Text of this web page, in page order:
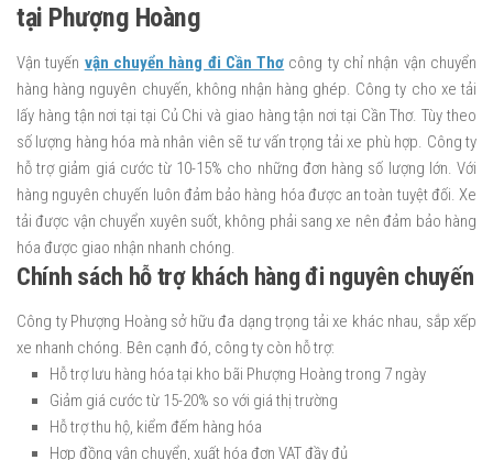
tại Phượng Hoàng
Vận tuyến vận chuyển hàng đi Cần Thơ công ty chỉ nhận vận chuyển
hàng hàng nguyên chuyến, không nhận hàng ghép. Công ty cho xe tải
lấy hàng tận nơi tại tại Củ Chi và giao hàng tận nơi tại Cần Thơ. Tùy theo
số lượng hàng hóa mà nhân viên sẽ tư vấn trọng tải xe phù hợp. Công ty
hỗ trợ giảm giá cước từ 10-15% cho những đơn hàng số lượng lớn. Với
hàng nguyên chuyến luôn đảm bảo hàng hóa được an toàn tuyệt đối. Xe
tải được vận chuyển xuyên suốt, không phải sang xe nên đảm bảo hàng
hóa được giao nhận nhanh chóng.
Chính sách hỗ trợ khách hàng đi nguyên chuyến
Công ty Phượng Hoàng sở hữu đa dạng trọng tải xe khác nhau, sắp xếp
xe nhanh chóng. Bên cạnh đó, công ty còn hỗ trợ:
Hỗ trợ lưu hàng hóa tại kho bãi Phượng Hoàng trong 7 ngày
Giảm giá cước từ 15-20% so với giá thị trường
Hỗ trợ thu hộ, kiểm đếm hàng hóa
Hợp đồng vận chuyển, xuất hóa đơn VAT đầy đủ